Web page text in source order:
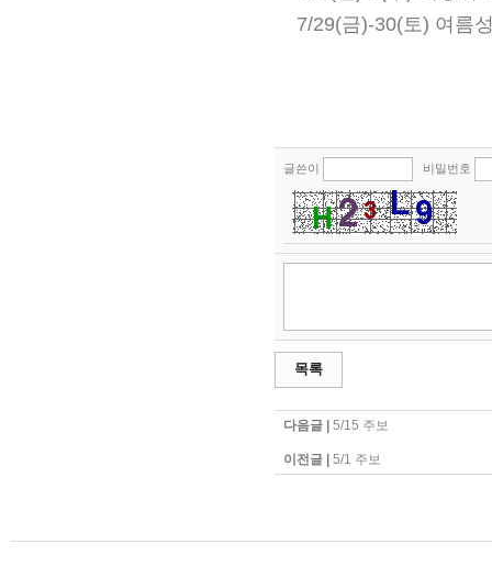
7/29(금)-30(토) 여름
글쓴이 비밀번호
목록
다음글 | 5/15 주보
이전글 | 5/1 주보